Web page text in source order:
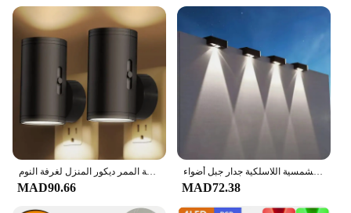
ليلة ضوء التوصيل إلى الجدار عكس الضوء مقبس الحائط مصباح التحكم عن بعد الاتحاد الأوروبي المكونات في أباجورة غرفة الممر ديكور المنزل لغرفة النوم
MAD90.66
أضواء الجدار الشمسية في الهواء الطلق مربع الشمسية اللاسلكية جدار جبل أضواء IP65 للماء مصابيح الحائط في الهواء الطلق ديكور للحديقة
MAD72.38